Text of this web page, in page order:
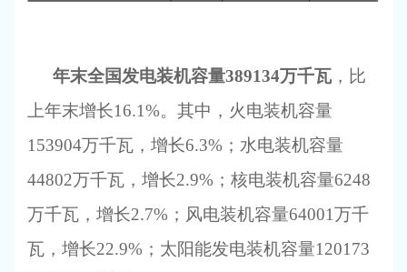
年末全国发电装机容量389134万千瓦，比
上年末增长16.1%。其中，火电装机容量
153904万千瓦，增长6.3%；水电装机容量
44802万千瓦，增长2.9%；核电装机容量6248
万千瓦，增长2.7%；风电装机容量64001万千
瓦，增长22.9%；太阳能发电装机容量120173